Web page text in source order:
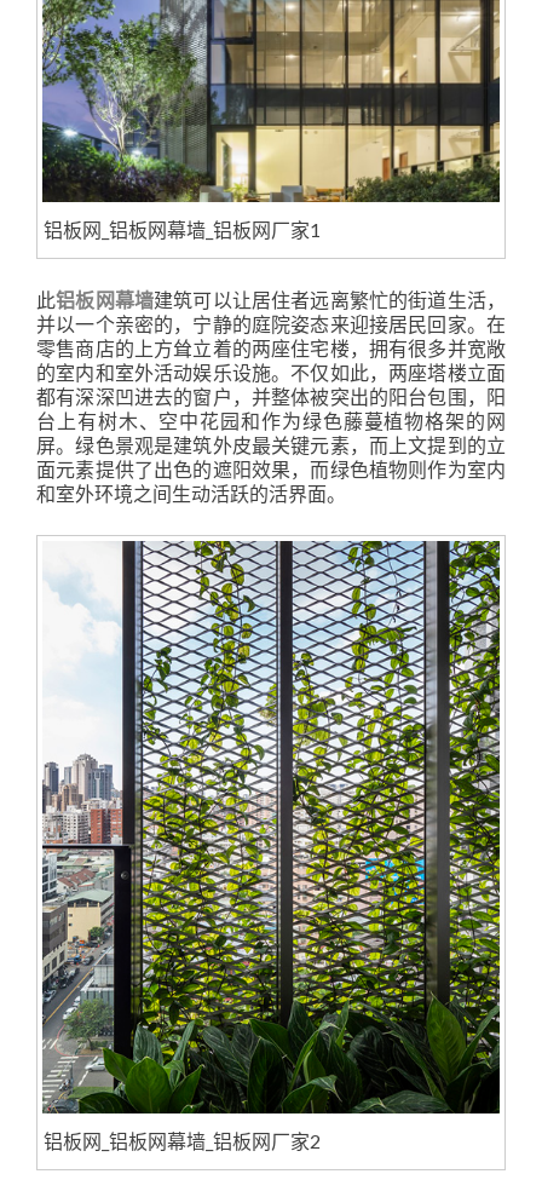
铝板网_铝板网幕墙_铝板网厂家1
此铝板网幕墙建筑可以让居住者远离繁忙的街道生活，
并以一个亲密的，宁静的庭院姿态来迎接居民回家。在
零售商店的上方耸立着的两座住宅楼，拥有很多并宽敞
的室内和室外活动娱乐设施。不仅如此，两座塔楼立面
都有深深凹进去的窗户，并整体被突出的阳台包围，阳
台上有树木、空中花园和作为绿色藤蔓植物格架的网
屏。绿色景观是建筑外皮最关键元素，而上文提到的立
面元素提供了出色的遮阳效果，而绿色植物则作为室内
和室外环境之间生动活跃的活界面。
铝板网_铝板网幕墙_铝板网厂家2